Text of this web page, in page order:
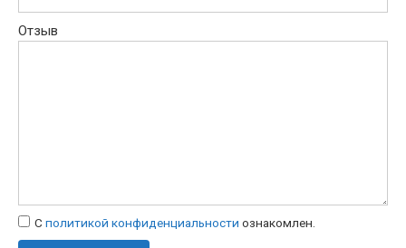
Отзыв
С политикой конфиденциальности ознакомлен.